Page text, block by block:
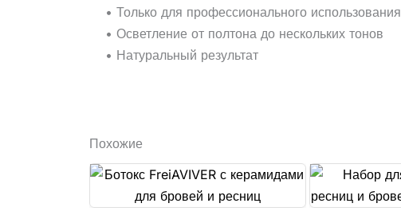
• Только для профессионального использования
• Осветление от полтона до нескольких тонов
• Натуральный результат
Похожие